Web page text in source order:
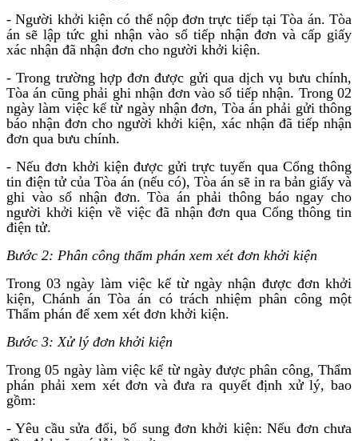
- Người khởi kiện có thể nộp đơn trực tiếp tại Tòa án. Tòa
án sẽ lập tức ghi nhận vào sổ tiếp nhận đơn và cấp giấy
xác nhận đã nhận đơn cho người khởi kiện.
- Trong trường hợp đơn được gửi qua dịch vụ bưu chính,
Tòa án cũng phải ghi nhận đơn vào sổ tiếp nhận. Trong 02
ngày làm việc kể từ ngày nhận đơn, Tòa án phải gửi thông
báo nhận đơn cho người khởi kiện, xác nhận đã tiếp nhận
đơn qua bưu chính.
- Nếu đơn khởi kiện được gửi trực tuyến qua Cổng thông
tin điện tử của Tòa án (nếu có), Tòa án sẽ in ra bản giấy và
ghi vào sổ nhận đơn. Tòa án phải thông báo ngay cho
người khởi kiện về việc đã nhận đơn qua Cổng thông tin
điện tử.
Bước 2: Phân công thẩm phán xem xét đơn khởi kiện
Trong 03 ngày làm việc kể từ ngày nhận được đơn khởi
kiện, Chánh án Tòa án có trách nhiệm phân công một
Thẩm phán để xem xét đơn khởi kiện.
Bước 3: Xử lý đơn khởi kiện
Trong 05 ngày làm việc kể từ ngày được phân công, Thẩm
phán phải xem xét đơn và đưa ra quyết định xử lý, bao
gồm:
- Yêu cầu sửa đổi, bổ sung đơn khởi kiện: Nếu đơn chưa